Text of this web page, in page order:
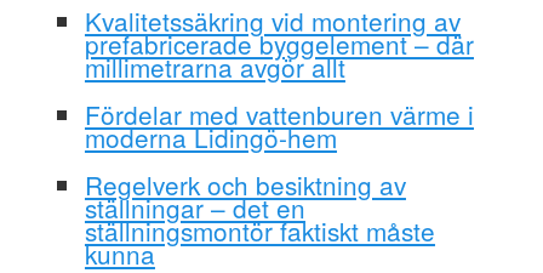
Kvalitetssäkring vid montering av
prefabricerade byggelement – där
millimetrarna avgör allt
Fördelar med vattenburen värme i
moderna Lidingö-hem
Regelverk och besiktning av
ställningar – det en
ställningsmontör faktiskt måste
kunna